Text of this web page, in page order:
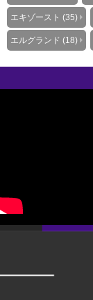
エキゾースト (35)
エルグランド (18)